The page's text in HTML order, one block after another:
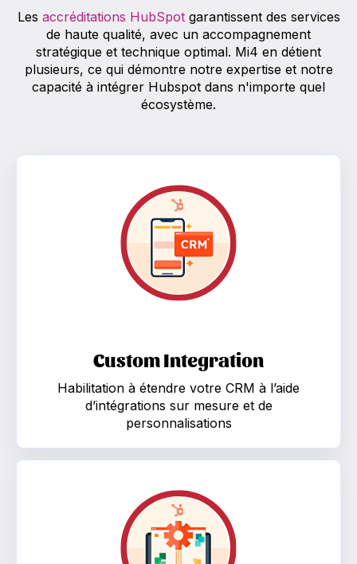
Les accréditations HubSpotgarantissent des services
de haute qualité, avec un accompagnement
stratégique et technique optimal. Mi4 en détient
plusieurs, ce qui démontre notre expertise et notre
capacité à intégrer Hubspot dans n'importe quel
écosystème.
Custom Integration Habilitation à étendre votre
Custom Integration
Habilitation à étendre votre CRM à l’aide
d’intégrations sur mesure et de
personnalisations
Platform Enablement Expertise dans l’amélioration